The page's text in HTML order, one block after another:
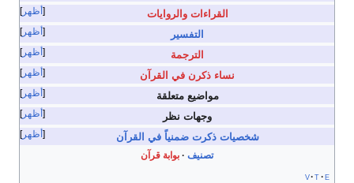
أظهر القراءات والروايات
أظهر التفسير
أظهر الترجمة
أظهر نساء ذكرن في القرآن
أظهر مواضيع متعلقة
أظهر وجهات نظر
أظهر شخصيات ذكرت ضمنياً في القرآن
تصنيف
بوابة قرآن
v t e